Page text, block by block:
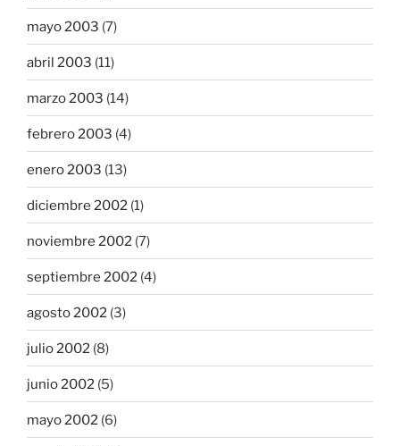
mayo 2003 (7)
abril 2003 (11)
marzo 2003 (14)
febrero 2003 (4)
enero 2003 (13)
diciembre 2002 (1)
noviembre 2002 (7)
septiembre 2002 (4)
agosto 2002 (3)
julio 2002 (8)
junio 2002 (5)
mayo 2002 (6)